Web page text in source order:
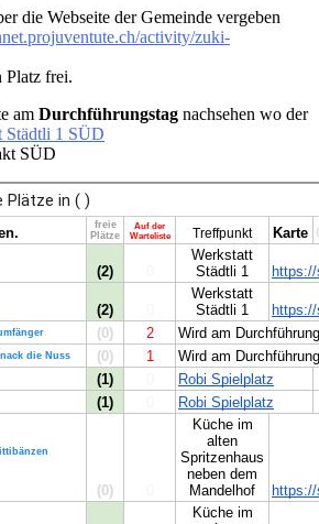
die Webseite der Gemeinde vergeben
activity/zuki-
Platz frei.
am Durchführungstag nachsehen wo der
Städtli 1 SÜD
SÜD